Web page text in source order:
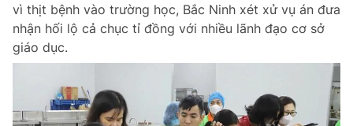
vì thịt bệnh vào trường học, Bắc Ninh xét xử vụ án đưa
nhận hối lộ cả chục tỉ đồng với nhiều lãnh đạo cơ sở
giáo dục.